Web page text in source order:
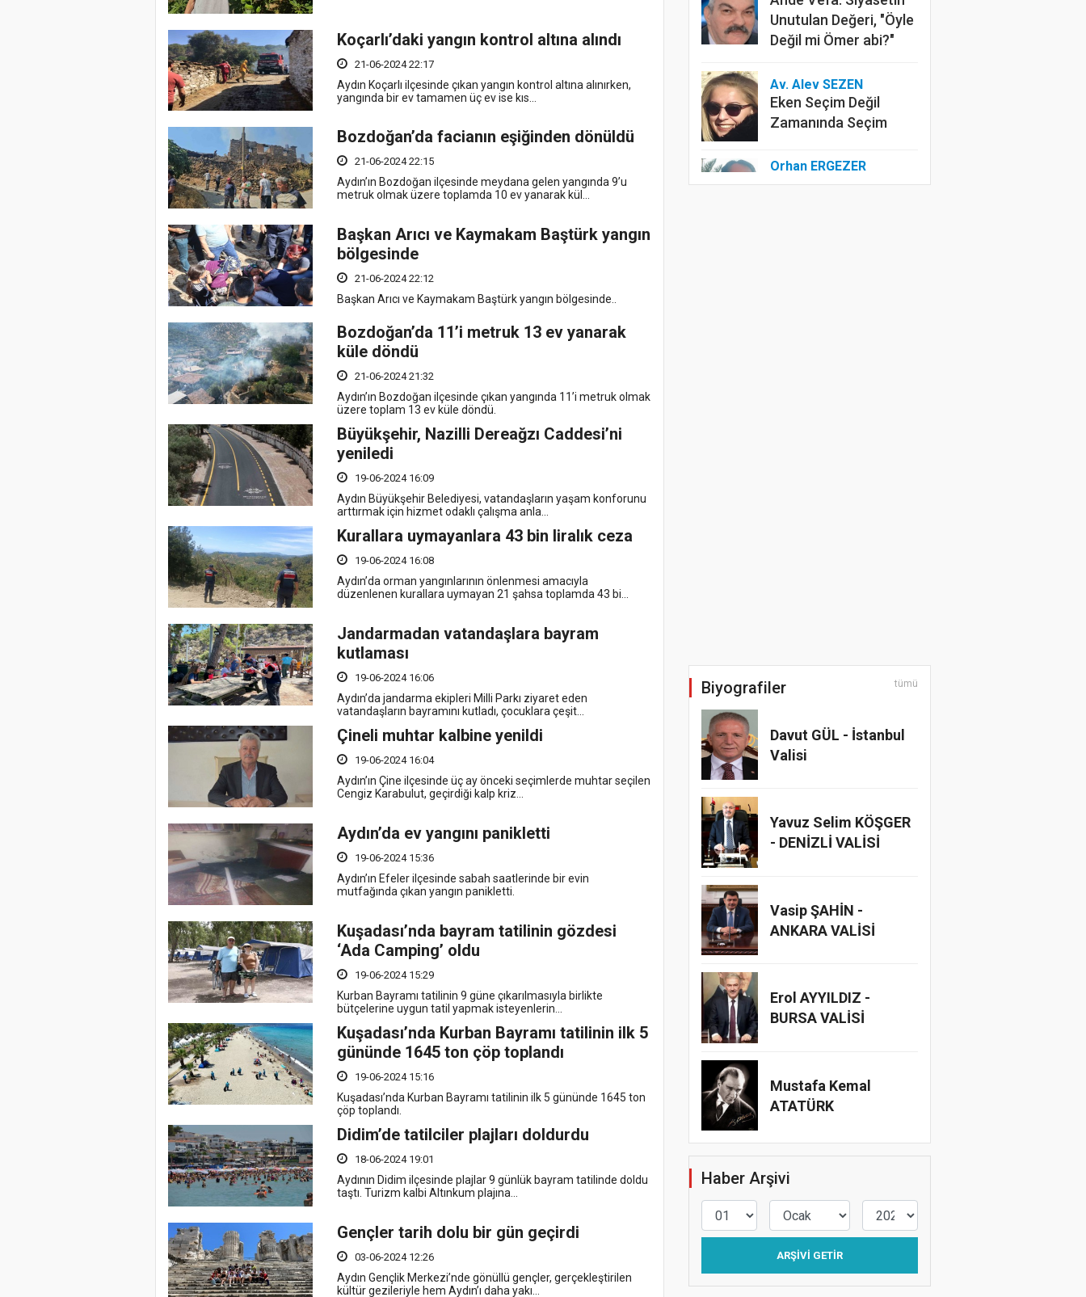
Koçarlı’daki yangın kontrol altına alındı
21-06-2024 22:17
Aydın Koçarlı ilçesinde çıkan yangın kontrol altına alınırken,
yangında bir ev tamamen üç ev ise kıs...
Bozdoğan’da facianın eşiğinden dönüldü
21-06-2024 22:15
Aydın’ın Bozdoğan ilçesinde meydana gelen yangında 9’u
metruk olmak üzere toplamda 10 ev yanarak kül...
Başkan Arıcı ve Kaymakam Baştürk yangın
bölgesinde
21-06-2024 22:12
Başkan Arıcı ve Kaymakam Baştürk yangın bölgesinde..
Bozdoğan’da 11’i metruk 13 ev yanarak
küle döndü
21-06-2024 21:32
Aydın’ın Bozdoğan ilçesinde çıkan yangında 11’i metruk olmak
üzere toplam 13 ev küle döndü.
Büyükşehir, Nazilli Dereağzı Caddesi’ni
yeniledi
19-06-2024 16:09
Aydın Büyükşehir Belediyesi, vatandaşların yaşam konforunu
arttırmak için hizmet odaklı çalışma anla...
Kurallara uymayanlara 43 bin liralık ceza
19-06-2024 16:08
Aydın’da orman yangınlarının önlenmesi amacıyla
düzenlenen kurallara uymayan 21 şahsa toplamda 43 bi...
Jandarmadan vatandaşlara bayram
kutlaması
19-06-2024 16:06
Aydın’da jandarma ekipleri Milli Parkı ziyaret eden
vatandaşların bayramını kutladı, çocuklara çeşit...
Çineli muhtar kalbine yenildi
19-06-2024 16:04
Aydın’ın Çine ilçesinde üç ay önceki seçimlerde muhtar seçilen
Cengiz Karabulut, geçirdiği kalp kriz...
Aydın’da ev yangını panikletti
19-06-2024 15:36
Aydın’ın Efeler ilçesinde sabah saatlerinde bir evin
mutfağında çıkan yangın panikletti.
Kuşadası’nda bayram tatilinin gözdesi
‘Ada Camping’ oldu
19-06-2024 15:29
Kurban Bayramı tatilinin 9 güne çıkarılmasıyla birlikte
bütçelerine uygun tatil yapmak isteyenlerin...
Kuşadası’nda Kurban Bayramı tatilinin ilk 5
gününde 1645 ton çöp toplandı
19-06-2024 15:16
Kuşadası’nda Kurban Bayramı tatilinin ilk 5 gününde 1645 ton
çöp toplandı.
Didim’de tatilciler plajları doldurdu
18-06-2024 19:01
Aydının Didim ilçesinde plajlar 9 günlük bayram tatilinde doldu
taştı. Turizm kalbi Altınkum plajına...
Gençler tarih dolu bir gün geçirdi
03-06-2024 12:26
Aydın Gençlik Merkezi’nde gönüllü gençler, gerçekleştirilen
kültür gezileriyle hem Aydın’ı daha yakı...
Unutulan Değeri, "Öyle
Değil mi Ömer abi?"
Av. Alev SEZEN
Eken Seçim Değil
Zamanında Seçim
Orhan ERGEZER
Kelimelerle Başlayan
Biyografiler tümü
Davut GÜL - İstanbul
Valisi
Yavuz Selim KÖŞGER
- DENİZLİ VALİSİ
Vasip ŞAHİN -
ANKARA VALİSİ
Erol AYYILDIZ -
BURSA VALİSİ
Mustafa Kemal
ATATÜRK
Haber Arşivi
ARŞIVI GETIR